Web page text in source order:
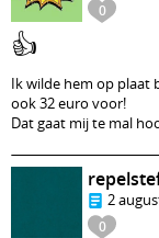
0
👍
Ik wilde hem op plaat
ook 32 euro voor!
Dat gaat mij te mal
0
2